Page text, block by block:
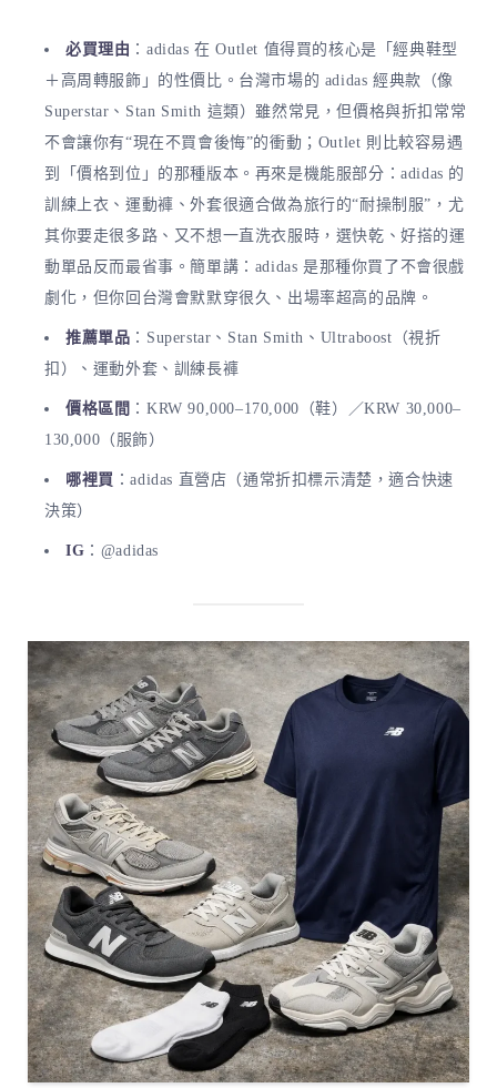
必買理由 ：adidas 在 Outlet 值得買的核心是「經典鞋型
＋高周轉服飾」的性價比。台灣市場的 adidas 經典款（像
Superstar、Stan Smith 這類）雖然常見，但價格與折扣常常
不會讓你有“現在不買會後悔”的衝動；Outlet 則比較容易遇
到「價格到位」的那種版本。再來是機能服部分：adidas 的
訓練上衣、運動褲、外套很適合做為旅行的“耐操制服”，尤
其你要走很多路、又不想一直洗衣服時，選快乾、好搭的運
動單品反而最省事。簡單講：adidas 是那種你買了不會很戲
劇化，但你回台灣會默默穿很久、出場率超高的品牌。
推薦單品 ：Superstar、Stan Smith、Ultraboost（視折
扣）、運動外套、訓練長褲
價格區間 ：KRW 90,000–170,000（鞋）／KRW 30,000–
130,000（服飾）
哪裡買 ：adidas 直營店（通常折扣標示清楚，適合快速
決策）
IG ：@adidas